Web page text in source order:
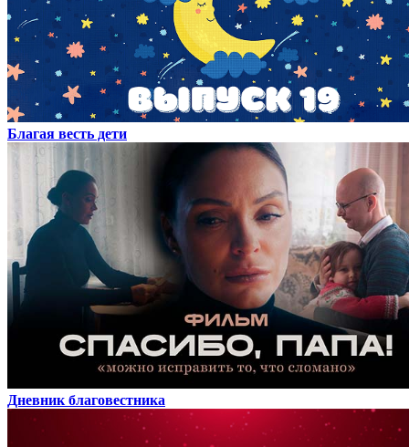
Благая весть дети
Дневник благовестника